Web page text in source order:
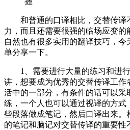
和普通的口译相比，交替传译
力，而且还需要很强的临场应变
自然也有很多实用的翻译技巧，
单分享一下。
1、需要进行大量的练习和进行
讲，想要成为优秀的交替传译工作
活中的一部分，有条件的话可以采
练，一个人也可以通过视译的方
些段落做成笔记，然后口译出来。
的笔记和脑记对交替传译的重要